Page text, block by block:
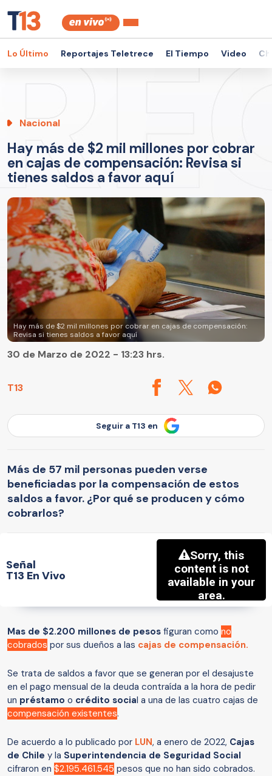
Lo Último Reportajes Teletrece El Tiempo Video
Nacional
Hay más de $2 mil millones por cobrar
en cajas de compensación: Revisa si
tienes saldos a favor aquí
Hay más de $2 mil millones por cobrar en cajas de compensación:
Revisa si tienes saldos a favor aquí
T13
30 de Marzo de 2022 - 13:23 hrs.
Seguir a T13 en
Más de 57 mil personas pueden verse
beneficiadas por la compensación de estos
saldos a favor. ¿Por qué se producen y cómo
cobrarlos?
Señal
T13 En Vivo
Mas de $2.200 millones de pesos figuran como no
cobrados por sus dueños a las cajas de compensación.
Se trata de saldos a favor que se generan por el desajuste
en el pago mensual de la deuda contraída a la hora de pedir
un préstamo o crédito social a una de las cuatro cajas de
compensación existentes.
De acuerdo a lo publicado por LUN, a enero de 2022, Cajas
de Chile y la Superintendencia de Seguridad Social
cifraron en $2.195.461.545 pesos que no han sido cobrados.